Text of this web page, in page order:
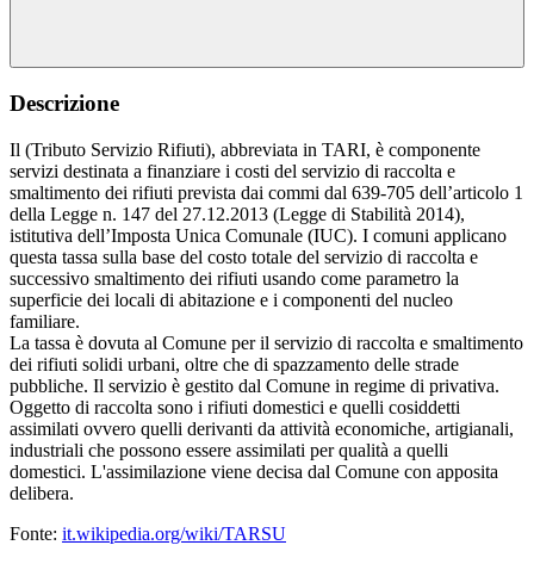
Descrizione
Il (Tributo Servizio Rifiuti), abbreviata in TARI, è componente
servizi destinata a finanziare i costi del servizio di raccolta e
smaltimento dei rifiuti prevista dai commi dal 639-705 dell’articolo 1
della Legge n. 147 del 27.12.2013 (Legge di Stabilità 2014),
istitutiva dell’Imposta Unica Comunale (IUC). I comuni applicano
questa tassa sulla base del costo totale del servizio di raccolta e
successivo smaltimento dei rifiuti usando come parametro la
superficie dei locali di abitazione e i componenti del nucleo
familiare.
La tassa è dovuta al Comune per il servizio di raccolta e smaltimento
dei rifiuti solidi urbani, oltre che di spazzamento delle strade
pubbliche. Il servizio è gestito dal Comune in regime di privativa.
Oggetto di raccolta sono i rifiuti domestici e quelli cosiddetti
assimilati ovvero quelli derivanti da attività economiche, artigianali,
industriali che possono essere assimilati per qualità a quelli
domestici. L'assimilazione viene decisa dal Comune con apposita
delibera.
Fonte: it.wikipedia.org/wiki/TARSU